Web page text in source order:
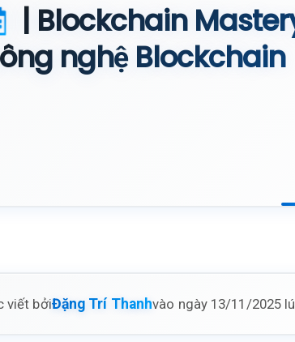
| Blockchain
nghệ Blockchain
viết bởiĐặng Trí Thanhvào ngày 13/11/2025